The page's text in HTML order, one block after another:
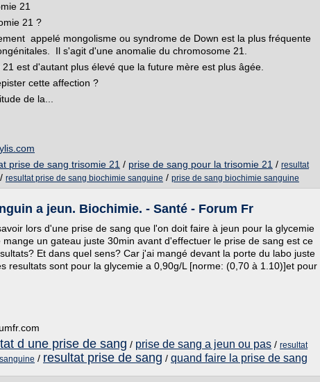
21
21 ?
appelé mongolisme ou syndrome de Down est la plus fréquente
Il s'agit d'une anomalie du chromosome 21.
est d'autant plus élevé que la future mère est plus âgée.
cette affection ?
de la...
prise de sang trisomie 21 / prise de sang pour la trisomie 21 / resultat
/ resultat prise de sang biochimie sanguine / prise de sang biochimie sanguine
a jeun. Biochimie. - Santé - Forum Fr
lors d'une prise de sang que l'on doit faire à jeun pour la glycemie
mange un gateau juste 30min avant d'effectuer le prise de sang est ce
Et dans quel sens? Car j'ai mangé devant la porte du labo juste
resultats sont pour la glycemie a 0,90g/L [norme: (0,70 à 1.10)]et pour
d une prise de sang / prise de sang a jeun ou pas / resultat
/ resultat prise de sang / quand faire la prise de sang